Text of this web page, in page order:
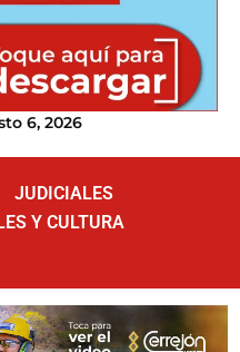
6, 2026
JUDICIALES
Y CULTURA